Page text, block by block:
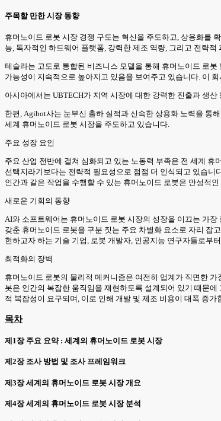
주목할 만한 시장 동향
휴머노이드 로봇 시장 경쟁 구도는 혁신을 주도하고, 상용화를
능, 독자적인 하드웨어 플랫폼, 강력한 제조 역량, 그리고 전략
테슬라는 고도로 통합된 비즈니스 모델을 통해 휴머노이드 로
가능성이 지속적으로 높아지고 있음을 보여주고 있습니다. 이
아시아에서는 UBTECH가 지역 시장에 대한 강력한 진출과 생
한편, Agibot사는 눈부신 출하 실적과 신속한 상용화 노력을 통
세계 휴머노이드 로봇 시장을 주도하고 있습니다.
주요 성장 요인
주요 산업 전반에 걸쳐 심화되고 있는 노동력 부족은 전 세계
선택지라기보다는 전략적 필요성으로 점점 더 인식되고 있습니
인간과 같은 작업을 수행할 수 있는 휴머노이드 로봇은 만성적
새로운 기회의 동향
AI와 소프트웨어는 휴머노이드 로봇 시장의 성장을 이끄는 가
갖춘 휴머노이드 로봇을 구분 짓는 주요 차별화 요소로 자리 잡
현하고자 하는 기술 기업, 로봇 개발자, 인공지능 연구자들로부
최적화의 장벽
휴머노이드 로봇의 물리적 메커니즘은 여전히 업계가 직면한
봇은 인간의 복잡한 움직임을 재현하도록 설계되어 있기 때문
적 복잡성이 요구되며, 이로 인해 개발 및 제조 비용이 대폭 증가
목차
제1장 주요 요약 : 세계의 휴머노이드 로봇 시장
제2장 조사 방법 및 조사 프레임워크
제3장 세계의 휴머노이드 로봇 시장 개요
제4장 세계의 휴머노이드 로봇 시장 분석